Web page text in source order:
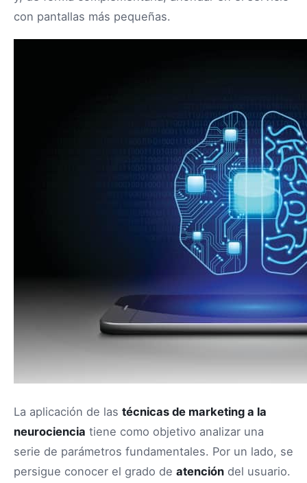
con pantallas más pequeñas.
La aplicación de las técnicas de marketing a la
neurociencia tiene como objetivo analizar una
serie de parámetros fundamentales. Por un lado, se
persigue conocer el grado de atención del usuario.